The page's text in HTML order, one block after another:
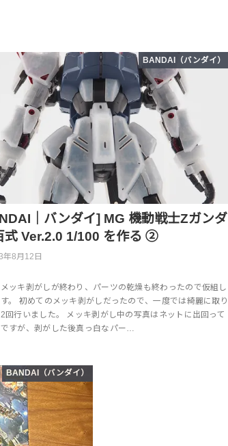
BANDAI（バンダイ）
｜バンダイ] MG 機動戦士Ζガンダ
式 Ver.2.0 1/100 を作る ②
年8月12日
ッキ剥がしが終わり、パーツの乾燥も終わったので仮組し
。 初めてのメッキ剥がしだったので、一度では綺麗に取り
回行いました。 メッキ剥がし中の写真はネットに出回って
すが、剥がした後真っ白なパー…
BANDAI（バンダイ）